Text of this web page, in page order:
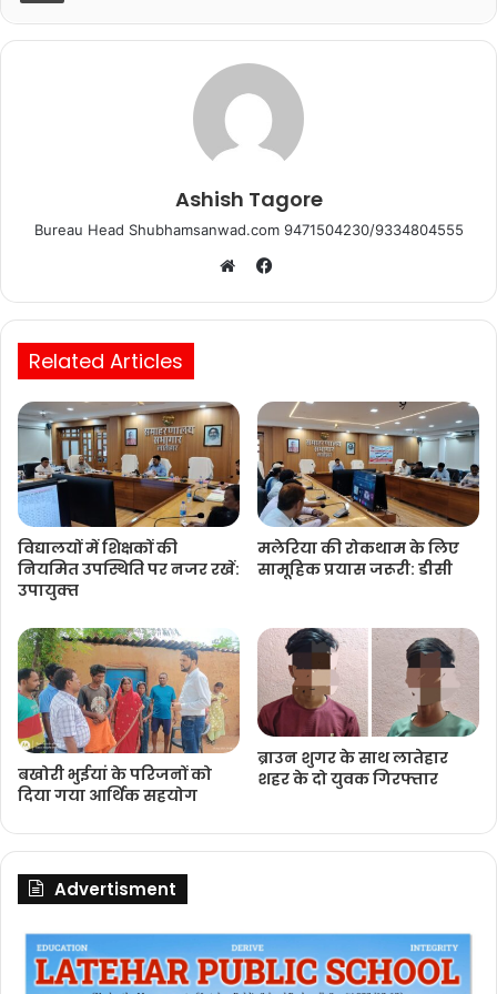
o
p
Ashish Tagore
Bureau Head Shubhamsanwad.com 9471504230/9334804555
Facebook
Related Articles
विद्यालयों में शिक्षकों की
नियमित उपस्थिति पर नजर रखें:
उपायुक्‍त
मलेरिया की रोकथाम के लिए
सामूहिक प्रयास जरूरी: डीसी
बखोरी भुईयां के परिजनों को
दिया गया आर्थिक सहयोग
ब्राउन शुगर के साथ लातेहार
शहर के दो युवक गिरफ्तार
Advertisment